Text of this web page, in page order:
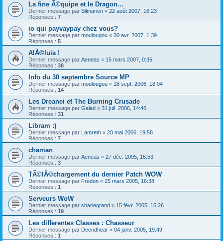
La fine Ã©quipe et le Dragon...
Dernier message par Silmarien « 22 août 2007, 16:23
Réponses : 7
io qui payvaypay chez vous?
Dernier message par moulougou « 30 avr. 2007, 1:39
Réponses : 5
AlÃ©luia !
Dernier message par Aeneas « 15 mars 2007, 0:36
Réponses : 38
Info du 30 septembre Source MP
Dernier message par moulougou « 18 sept. 2006, 18:04
Réponses : 14
Les Dreanei et The Burning Crusade
Dernier message par Galad « 31 juil. 2006, 14:46
Réponses : 31
Libram :)
Dernier message par Lamreth « 20 mai 2006, 19:58
Réponses : 7
chaman
Dernier message par Aeneas « 27 déc. 2005, 16:53
Réponses : 3
TÃ©lÃ©chargement du dernier Patch WOW
Dernier message par Fredon « 25 mars 2005, 16:38
Réponses : 1
Serveurs WoW
Dernier message par sharlegrand « 15 févr. 2005, 15:26
Réponses : 19
Les differentes Classes : Chasseur
Dernier message par Deendhear « 04 janv. 2005, 19:49
Réponses : 1